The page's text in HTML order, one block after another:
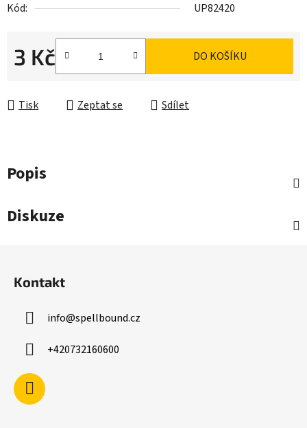
Kód:
UP82420
3 Kč
Měrná cena:
DO KOŠÍKU
Tisk Zeptat se Sdílet
Popis
Diskuze
Kontakt
info@spellbound.cz
+420732160600